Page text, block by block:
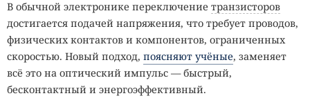
В обычной электронике переключение транзисторов
достигается подачей напряжения, что требует проводов,
физических контактов и компонентов, ограниченных
скоростью. Новый подход, поясняют учёные, заменяет
всё это на оптический импульс — быстрый,
бесконтактный и энергоэффективный.